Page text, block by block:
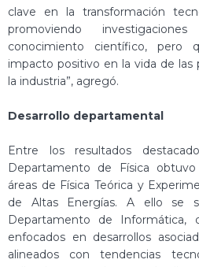
clave en la transformación
promoviendo
conocimiento científico, pero
impacto positivo en la vida de las
la industria”, agregó.
Desarrollo departamental
Entre los resultados
Departamento de Física
áreas de Física Teórica y
de Altas Energías. A ello se
Departamento de Informática,
enfocados en desarrollos
alineados con tendencias